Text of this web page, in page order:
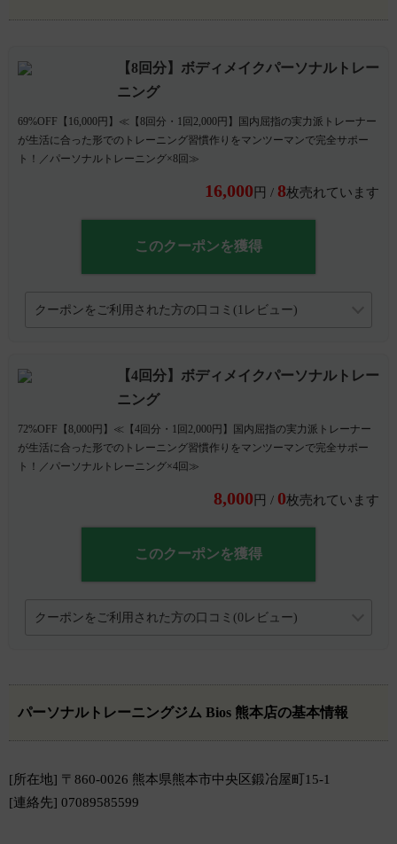
【8回分】ボディメイクパーソナルトレー
ニング
69%OFF【16,000円】≪【8回分・1回2,000円】国内屈指の実力派トレーナー
が生活に合った形でのトレーニング習慣作りをマンツーマンで完全サポー
ト！／パーソナルトレーニング×8回≫
16,000円 / 8枚売れています
このクーポンを獲得
クーポンをご利用された方の口コミ(1レビュー)
【4回分】ボディメイクパーソナルトレー
ニング
72%OFF【8,000円】≪【4回分・1回2,000円】国内屈指の実力派トレーナー
が生活に合った形でのトレーニング習慣作りをマンツーマンで完全サポー
ト！／パーソナルトレーニング×4回≫
8,000円 / 0枚売れています
このクーポンを獲得
クーポンをご利用された方の口コミ(0レビュー)
パーソナルトレーニングジム Bios 熊本店の基本情報
[所在地] 〒860-0026 熊本県熊本市中央区鍛冶屋町15-1
[連絡先] 07089585599